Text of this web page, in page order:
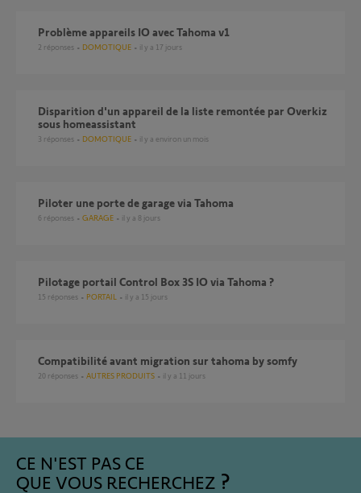
Problème appareils IO avec Tahoma v1
2 réponses DOMOTIQUE il y a 17 jours
Disparition d'un appareil de la liste remontée par Overkiz
sous homeassistant
3 réponses DOMOTIQUE il y a environ un mois
Piloter une porte de garage via Tahoma
6 réponses GARAGE il y a 8 jours
Pilotage portail Control Box 3S IO via Tahoma ?
15 réponses PORTAIL il y a 15 jours
compatibilité avant migration sur tahoma by somfy
20 réponses AUTRES PRODUITS il y a 11 jours
CE N'EST PAS CE
QUE VOUS RECHERCHEZ